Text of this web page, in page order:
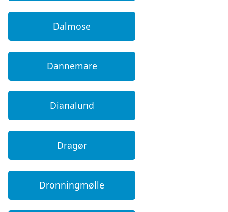
Dalmose
Dannemare
Dianalund
Dragør
Dronningmølle